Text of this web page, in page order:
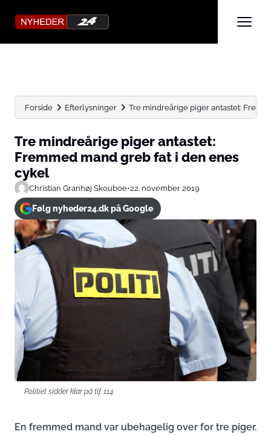
Forside Efterlysninger Tre mindreårige piger antastet:
Tre mindreårige piger antastet:
Fremmed mand greb fat i den enes
cykel
Christian Granhøj Skouboe•22. november 2019
Følg nyheder24.dk på Google
Politiet sidder klar på tlf. 114
En fremmed mand var ubehagelig over for tre piger.